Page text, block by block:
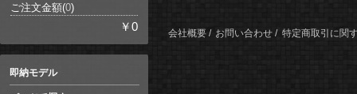
ご注文金額(0)
￥0
即納モデル
会社概要 お問い合わせ 特定商取引に関